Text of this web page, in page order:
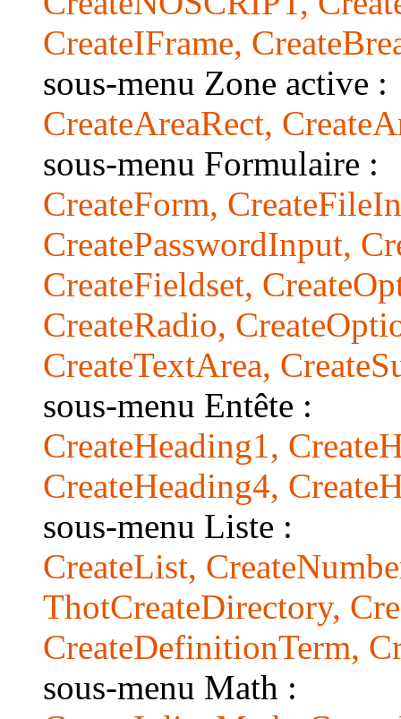
CreateIFrame,
sous-menu Zone active :
CreateAreaRect,
sous-menu Formulaire :
CreateForm,
CreatePasswordInput,
CreateFieldset,
CreateRadio,
CreateTextArea,
sous-menu Entête :
CreateHeading1,
CreateHeading4,
sous-menu Liste :
CreateList,
ThotCreateDirectory,
CreateDefinitionTerm,
sous-menu Math :